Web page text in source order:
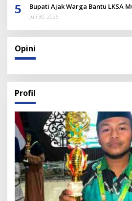
5 Bupati Ajak Warga Bantu LKSA
Juli 30, 2026
Opini
Profil